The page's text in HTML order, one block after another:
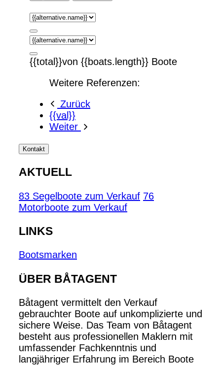
{{total}}von {{boats.length}} Boote
Weitere Referenzen:
Zurück
{{val}}
Weiter
Kontakt
AKTUELL
83 Segelboote zum Verkauf 76
Motorboote zum Verkauf
LINKS
Bootsmarken
ÜBER BÅTAGENT
Båtagent vermittelt den Verkauf
gebrauchter Boote auf unkomplizierte und
sichere Weise. Das Team von Båtagent
besteht aus professionellen Maklern mit
umfassender Fachkenntnis und
langjähriger Erfahrung im Bereich Boote